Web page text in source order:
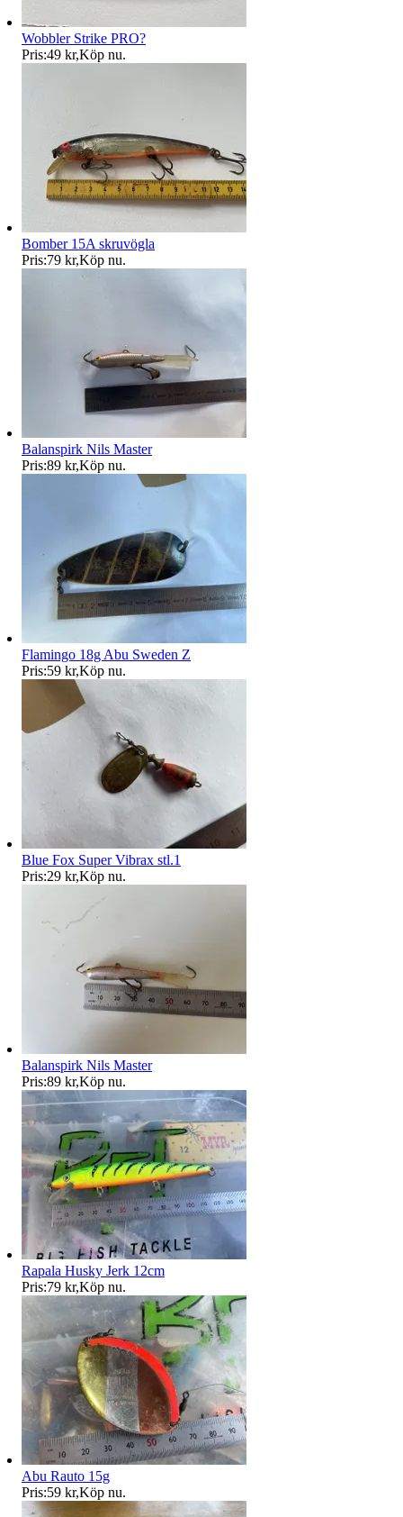
Wobbler Strike PRO?
Pris:49 kr,Köp nu.
Bomber 15A skruvögla
Pris:79 kr,Köp nu.
Balanspirk Nils Master
Pris:89 kr,Köp nu.
Flamingo 18g Abu Sweden Z
Pris:59 kr,Köp nu.
Blue Fox Super Vibrax stl.1
Pris:29 kr,Köp nu.
Balanspirk Nils Master
Pris:89 kr,Köp nu.
Rapala Husky Jerk 12cm
Pris:79 kr,Köp nu.
Abu Rauto 15g
Pris:59 kr,Köp nu.